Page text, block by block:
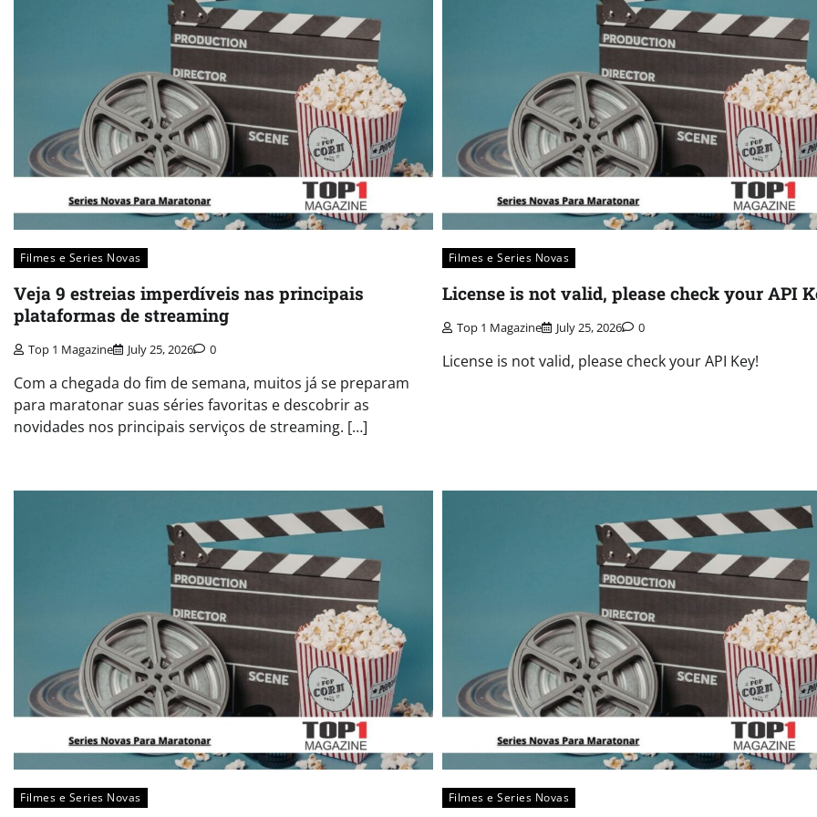
Filmes e Series Novas​
Veja 9 estreias imperdíveis nas principais
plataformas de streaming
Top 1 Magazine July 25, 2026 0
Com a chegada do fim de semana, muitos já se preparam
para maratonar suas séries favoritas e descobrir as
novidades nos principais serviços de streaming. […]
Filmes e Series Novas​
License is not valid, please check your API
Top 1 Magazine July 25, 2026 0
License is not valid, please check your API Key!
Filmes e Series Novas​ Filmes e Series Novas​